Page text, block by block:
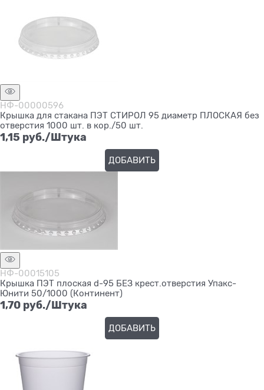
НФ-00000596
Крышка для стакана ПЭТ СТИРОЛ 95 диаметр ПЛОСКАЯ без
отверстия 1000 шт. в кор./50 шт.
1,15 руб./Штука
ДОБАВИТЬ
НФ-00015105
Крышка ПЭТ плоская d-95 БЕЗ крест.отверстия Упакс-
Юнити 50/1000 (Континент)
1,70 руб./Штука
ДОБАВИТЬ